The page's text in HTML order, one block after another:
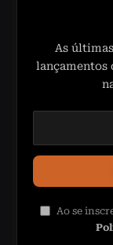
As
lançamentos
Ao se